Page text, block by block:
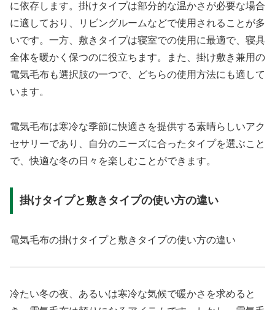
に依存します。掛けタイプは部分的な温かさが必要な場合
に適しており、リビングルームなどで使用されることが多
いです。一方、敷きタイプは寝室での使用に最適で、寝具
全体を暖かく保つのに役立ちます。また、掛け敷き兼用の
電気毛布も選択肢の一つで、どちらの使用方法にも適して
います。
電気毛布は寒冷な季節に快適さを提供する素晴らしいアク
セサリーであり、自分のニーズに合ったタイプを選ぶこと
で、快適な冬の日々を楽しむことができます。
掛けタイプと敷きタイプの使い方の違い
電気毛布の掛けタイプと敷きタイプの使い方の違い
冷たい冬の夜、あるいは寒冷な気候で暖かさを求めると